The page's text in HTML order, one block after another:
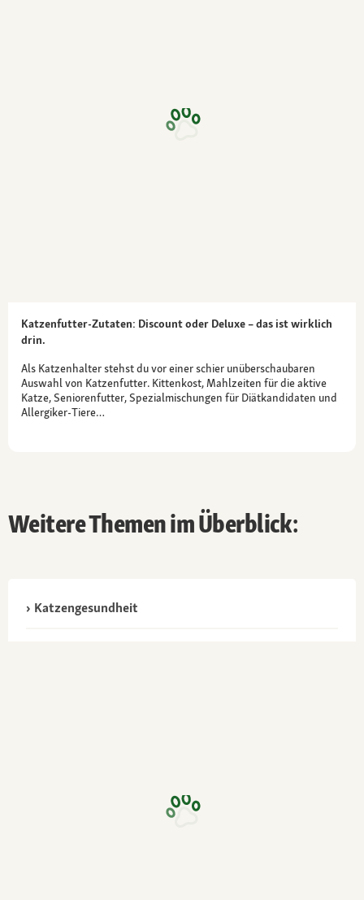
Katzenfutter-Zutaten: Discount oder Deluxe – das ist wirklich
drin.
Als Katzenhalter stehst du vor einer schier unüberschaubaren
Auswahl von Katzenfutter. Kittenkost, Mahlzeiten für die aktive
Katze, Seniorenfutter, Spezialmischungen für Diätkandidaten und
Allergiker-Tiere…
Weitere Themen im Überblick:
Katzengesundheit